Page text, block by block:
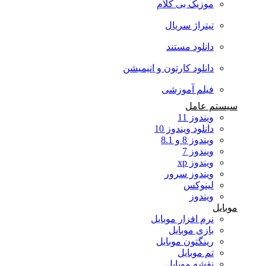
موزیک بی کلام
تیتراژ سریال
دانلود مستند
دانلود کارتون و انیمیشن
فیلم آموزشی
سیستم عامل
ویندوز 11
دانلود ویندوز 10
ویندوز 8 و 8.1
ویندوز 7
ویندوز xp
ویندوز سرور
لینوکس
ویندوز
نرم افزار موبایل
بازی موبایل
رینگتون موبایل
تم موبایل
نقشه موبایل